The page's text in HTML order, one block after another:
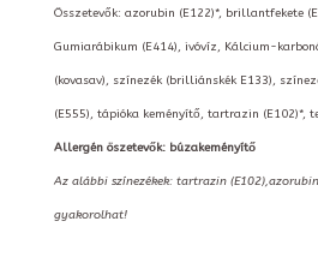
Összetevők: azorubin (E122)*, brillantfekete
Gumiarábikum (E414), ivóvíz, Kálcium-
(kovasav), színezék (brilliánskék E133),
(E555), tápióka keményítő, tartrazin (E102)*,
Allergén öszetevők: búzakeményítő
Az alábbi színezékek: tartrazin (E102),azorubin
gyakorolhat!